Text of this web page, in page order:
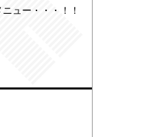
ュー・・・！！